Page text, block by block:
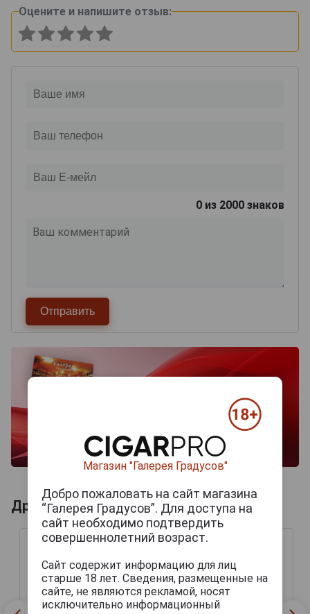
Оцените и напишите отзыв:
0 из 2000 знаков
Другие продукты бренда AJ FERNANDEZ
Магазин "Галерея Градусов"
Добро пожаловать на сайт магазина
“Галерея Градусов”. Для доступа на
сайт необходимо подтвердить
совершеннолетний возраст.
Сайт содержит информацию для лиц
старше 18 лет. Сведения, размещенные на
сайте, не являются рекламой, носят
исключительно информационный